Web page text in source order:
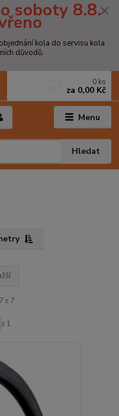
soboty 8.8.
kola do servisu kola
důvodů.
Menu
Hledat
0 ks
za 0,00 Kč
z 7
z 1